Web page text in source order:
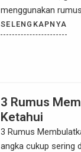
menggunakan
kantor, sekolah,
mengatur dan
SELENGKAPNYA
3 Rumus
Ketahui
3 Rumus
angka cukup sering